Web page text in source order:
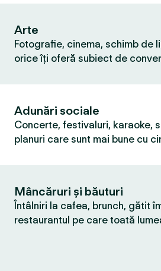
Arte
Fotografie, cinema, schimb de
orice îți oferă subiect de
Adunări sociale
Concerte, festivaluri, karaoke,
planuri care sunt mai bune cu
Mâncăruri și băuturi
Întâlniri la cafea, brunch, gătit
restaurantul pe care toată